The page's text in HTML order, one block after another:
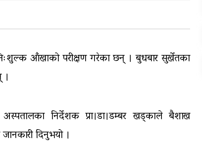
आँखाको परीक्षण गरेका छन् । बुधबार सुर्खेतका
।
निर्देशक प्रा।डा।डम्बर खड्काले बैशाख
दिनुभयो ।